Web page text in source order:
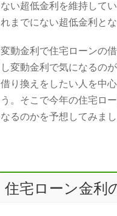
ない超低金利を維持して
れまでにない超低金利とな
変動金利で住宅ローンの
し変動金利で気になるの
借り換えをしたい人を中
う。そこで今年の住宅ロ
なるのかを予想してみまし
住宅ローン金利